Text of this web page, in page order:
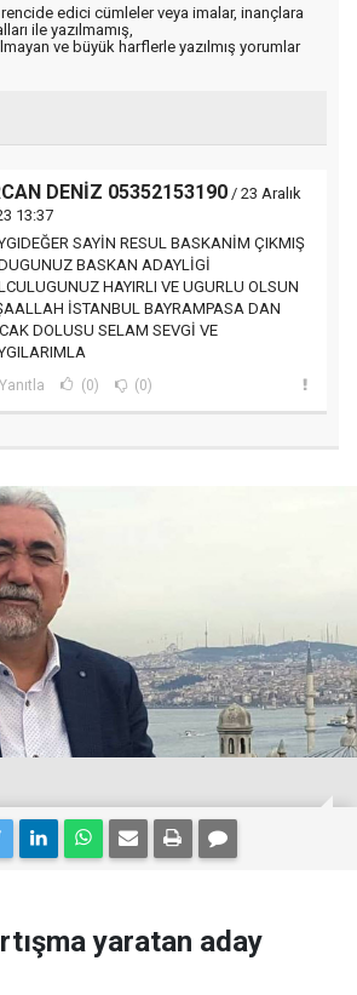
edici cümleler veya imalar, inançlara
ile yazılmamış,
ve büyük harflerle yazılmış yorumlar
DENİZ 05352153190 / 23 Aralık
13:37
SAYİN RESUL BASKANİM ÇIKMIŞ
BASKAN ADAYLİGİ
HAYIRLI VE UGURLU OLSUN
İSTANBUL BAYRAMPASA DAN
DOLUSU SELAM SEVGİ VE
Yanıtla (0) (0)
yaratan aday